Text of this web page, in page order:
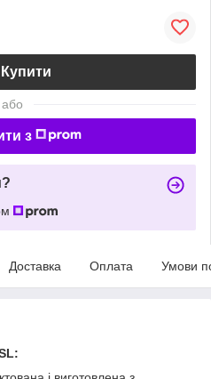
Купити
або
з
Доставка Оплата Умови